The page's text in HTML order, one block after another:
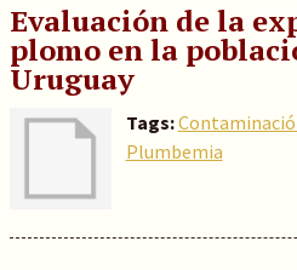
Evaluación de la
plomo en la
Uruguay
Tags:
Plumbemia